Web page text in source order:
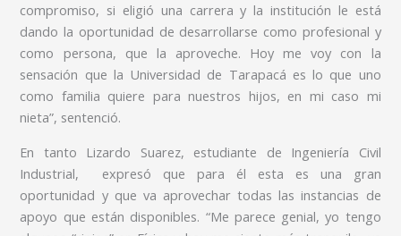
compromiso, si eligió una carrera y la institución le está
dando la oportunidad de desarrollarse como profesional y
como persona, que la aproveche. Hoy me voy con la
sensación que la Universidad de Tarapacá es lo que uno
como familia quiere para nuestros hijos, en mi caso mi
nieta”, sentenció.
En tanto Lizardo Suarez, estudiante de Ingeniería Civil
Industrial, expresó que para él esta es una gran
oportunidad y que va aprovechar todas las instancias de
apoyo que están disponibles. “Me parece genial, yo tengo